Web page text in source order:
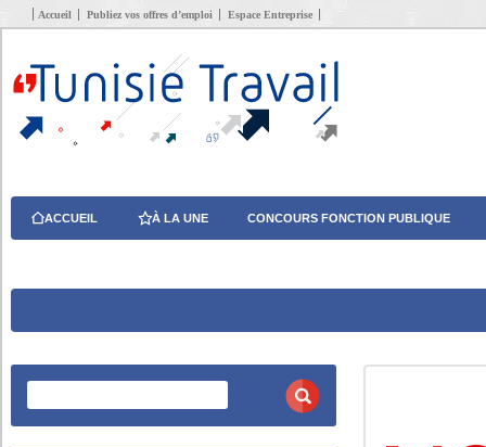
Accueil Publiez vos offres d’emploi Espace Entreprise
ACCUEIL À LA UNE CONCOURS FONCTION PUBLIQUE